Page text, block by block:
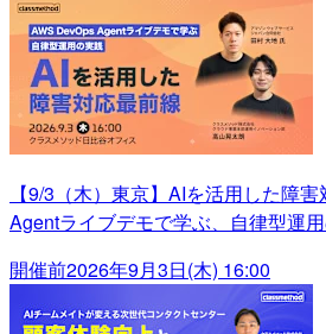
【9/3（木）東京】AIを活用した障
Agentライブデモで学ぶ、自律型運
開催前2026年9月3日(木) 16:00